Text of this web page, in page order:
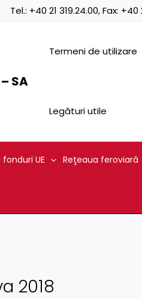
Tel.: +40 21 319.24.00, Fax: +40
SA
Termeni de utilizare
Legături utile
UE Reţeaua feroviară
2018